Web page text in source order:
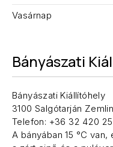
Vasárnap
Bányászati
Bányászati Kiállítóhely
3100 Salgótarján
Telefon: +36 32 420
A bányában 15 °C